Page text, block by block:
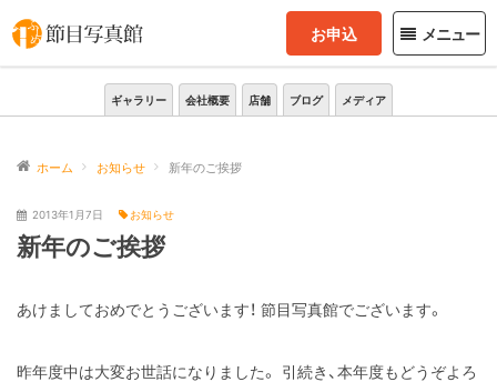
メニュー
お申込
ギャラリー 会社概要 店舗 ブログ メディア
ホーム お知らせ 新年のご挨拶
2013年1月7日 お知らせ
新年のご挨拶
あけましておめでとうございます！ 節目写真館でございます。
昨年度中は大変お世話になりました。
引続き、本年度もどうぞよろ